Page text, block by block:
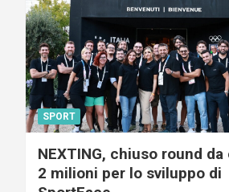
SPORT
NEXTING, chiuso round
2 milioni per lo sviluppo di